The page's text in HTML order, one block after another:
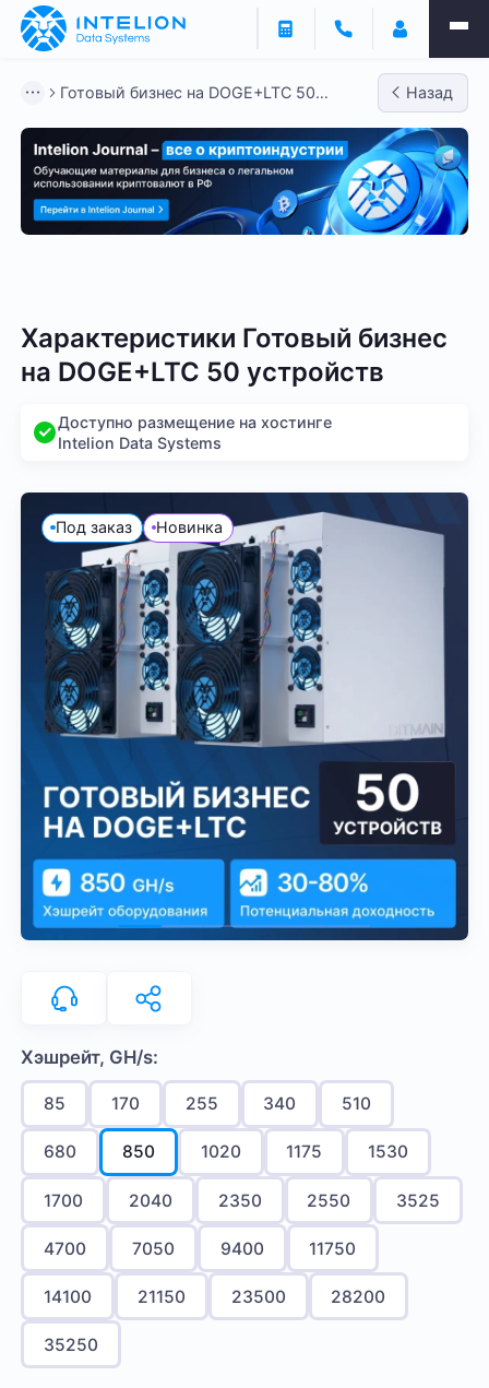
Готовый бизнес на DOGE+LTC 50
Назад
Характеристики Готовый бизнес
на DOGE+LTC 50 устройств
Доступно размещение на хостинге
Intelion Data Systems
Под заказ Новинка
Хэшрейт, GH/s:
85 170 255 340 510
680 850 1020 1175 1530
1700 2040 2350 2550 3525
4700 7050 9400 11750
14100 21150 23500 28200
35250